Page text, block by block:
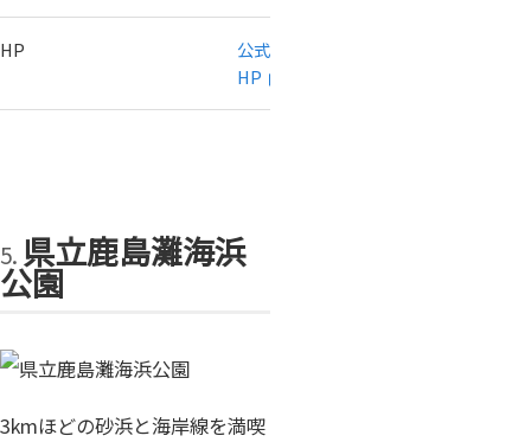
HP
公式
HP
県立鹿島灘海浜
公園
3kmほどの砂浜と海岸線を満喫